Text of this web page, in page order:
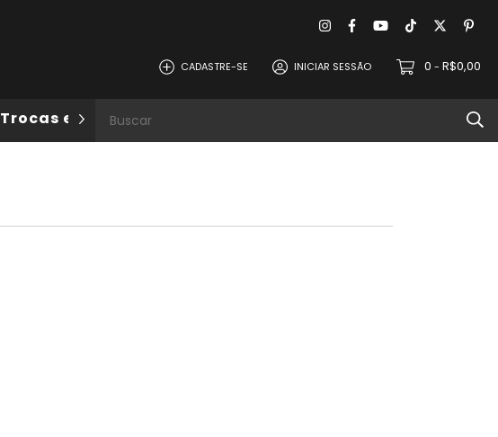
CADASTRE-SE INICIAR SESSÃO 0 - R$0,00
Trocas e Devoluções